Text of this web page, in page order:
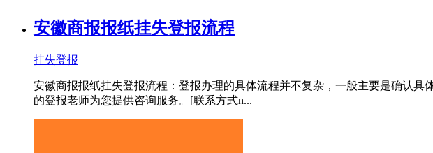
安徽商报报纸挂失登报流程
挂失登报
安徽商报报纸挂失登报流程：登报办理的具体流程并不复杂，一般主要是确认
的登报老师为您提供咨询服务。[联系方式n...